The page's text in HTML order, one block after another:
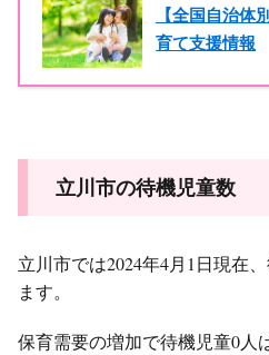
【全国自治体
育て支援情報
立川市の待機児童数
立川市では2024年4月1日現在
ます。
保育需要の増加で待機児童0人